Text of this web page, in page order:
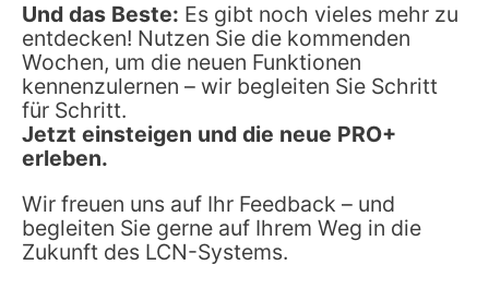
Und das Beste: Es gibt noch vieles mehr zu
entdecken! Nutzen Sie die kommenden
Wochen, um die neuen Funktionen
kennenzulernen – wir begleiten Sie Schritt
für Schritt.
Jetzt einsteigen und die neue PRO+
erleben.
Wir freuen uns auf Ihr Feedback – und
begleiten Sie gerne auf Ihrem Weg in die
Zukunft des LCN-Systems.